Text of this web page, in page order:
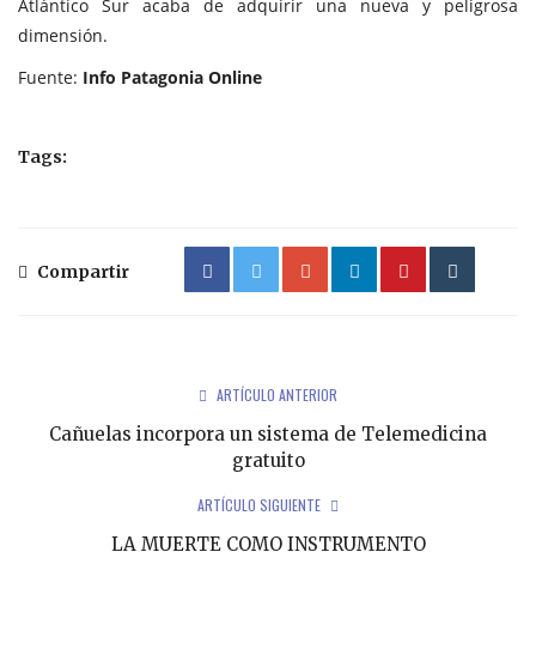
Atlántico Sur acaba de adquirir una nueva y peligrosa
dimensión.
Fuente: Info Patagonia Online
Tags:
Compartir
ARTÍCULO ANTERIOR
Cañuelas incorpora un sistema de Telemedicina
gratuito
ARTÍCULO SIGUIENTE
LA MUERTE COMO INSTRUMENTO